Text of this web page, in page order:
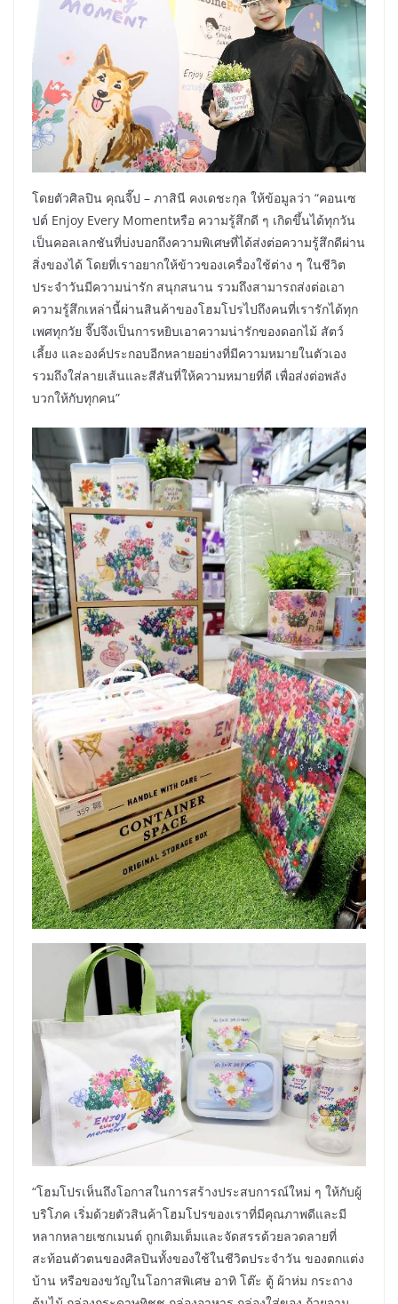
โดยตัวศิลปิน คุณจี๊ป – ภาสินี คงเดชะกุล ให้ข้อมูลว่า “คอนเซ
ปต์ Enjoy Every Momentหรือ ความรู้สึกดี ๆ เกิดขึ้นได้ทุกวัน
เป็นคอลเลกชันที่บ่งบอกถึงความพิเศษที่ได้ส่งต่อความรู้สึกดีผ่าน
สิ่งของได้ โดยที่เราอยากให้ข้าวของเครื่องใช้ต่าง ๆ ในชีวิต
ประจำวันมีความน่ารัก สนุกสนาน รวมถึงสามารถส่งต่อเอา
ความรู้สึกเหล่านี้ผ่านสินค้าของโฮมโปรไปถึงคนที่เรารักได้ทุก
เพศทุกวัย จี๊ปจึงเป็นการหยิบเอาความน่ารักของดอกไม้ สัตว์
เลี้ยง และองค์ประกอบอีกหลายอย่างที่มีความหมายในตัวเอง
รวมถึงใส่ลายเส้นและสีสันที่ให้ความหมายที่ดี เพื่อส่งต่อพลัง
บวกให้กับทุกคน”
“โฮมโปรเห็นถึงโอกาสในการสร้างประสบการณ์ใหม่ ๆ ให้กับผู้
บริโภค เริ่มด้วยตัวสินค้าโฮมโปรของเราที่มีคุณภาพดีและมี
หลากหลายเซกเมนต์ ถูกเติมเต็มและจัดสรรด้วยลวดลายที่
สะท้อนตัวตนของศิลปินทั้งของใช้ในชีวิตประจำวัน ของตกแต่ง
บ้าน หรือของขวัญในโอกาสพิเศษ อาทิ โต๊ะ ตู้ ผ้าห่ม กระถาง